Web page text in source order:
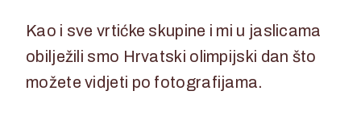
Kao i sve vrtićke skupine i mi u jaslicama
obilježili smo Hrvatski olimpijski dan što
možete vidjeti po fotografijama.